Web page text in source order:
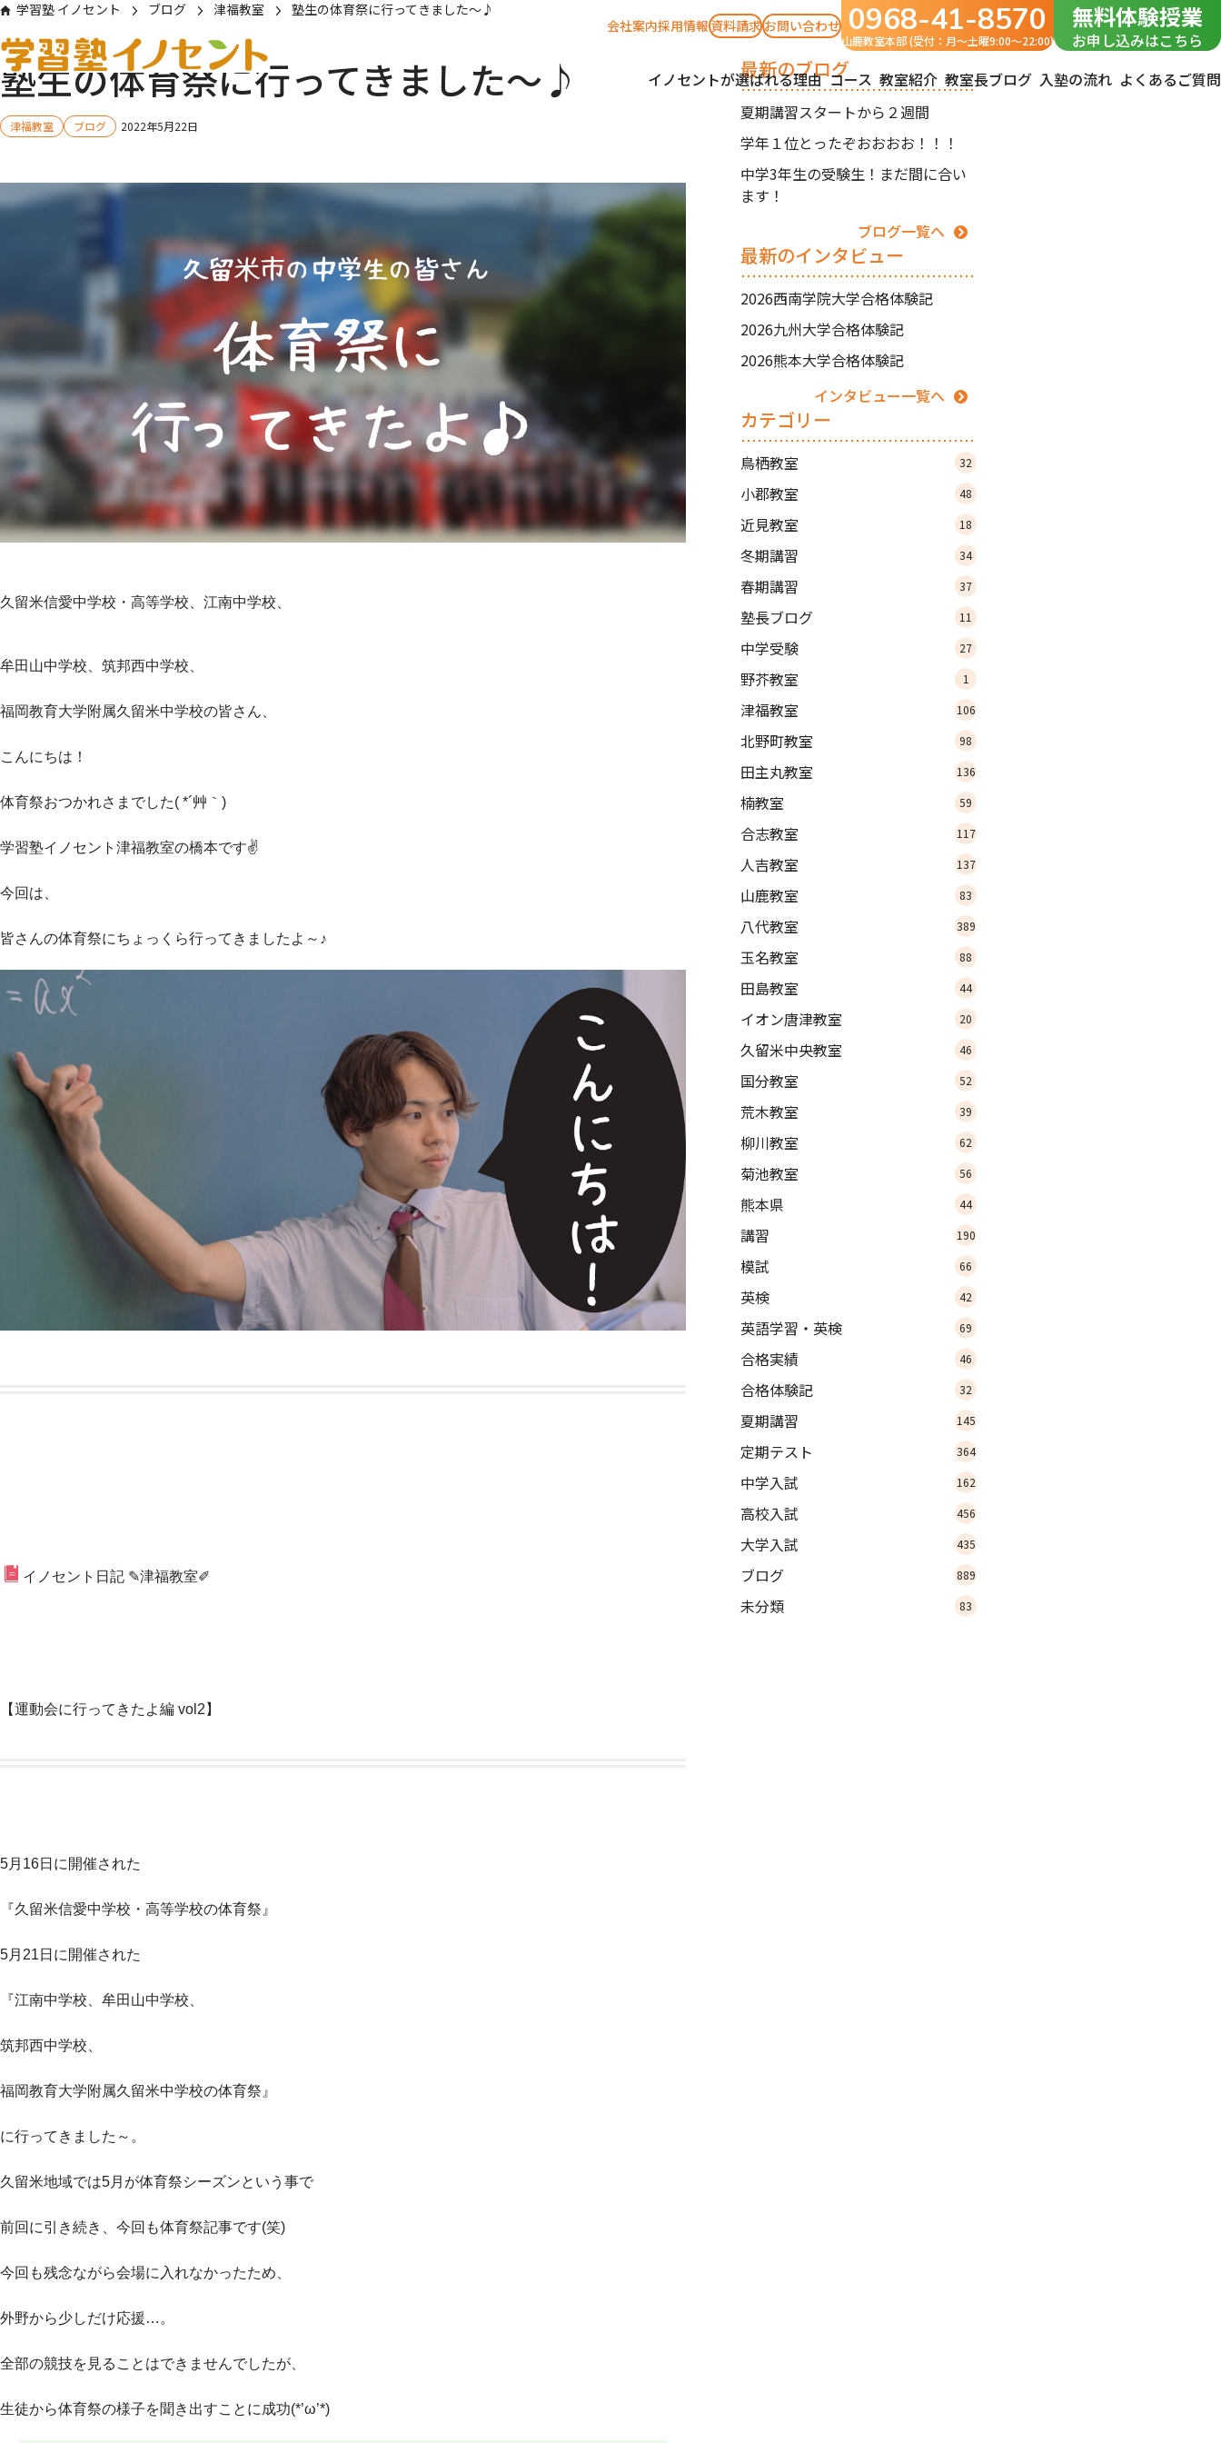
会社案内採用情報資料請求お問い合わせ 0968-41-8570
山鹿教室本部 (受付：月〜土曜9:00～22:00)
無料体験授業
お申し込みはこちら
イノセントが選ばれる理由 コース 教室紹介 教室長ブログ 入塾の流れ よくあるご質問
学習塾 イノセント ブログ 津福教室 塾生の体育祭に行ってきました～♪
塾生の体育祭に行ってきました～♪
津福教室 ブログ 2022年5月22日
久留米信愛中学校・高等学校、江南中学校、
牟田山中学校、筑邦西中学校、
福岡教育大学附属久留米中学校の皆さん、
こんにちは！
体育祭おつかれさまでした( *´艸｀)
学習塾イノセント津福教室の橋本です✌
今回は、
皆さんの体育祭にちょっくら行ってきましたよ～♪
イノセント日記 ✎津福教室✐
【運動会に行ってきたよ編 vol2】
5月16日に開催された
『久留米信愛中学校・高等学校の体育祭』
5月21日に開催された
『江南中学校、牟田山中学校、
筑邦西中学校、
福岡教育大学附属久留米中学校の体育祭』
に行ってきました～。
久留米地域では5月が体育祭シーズンという事で
前回に引き続き、今回も体育祭記事です(笑)
今回も残念ながら会場に入れなかったため、
外野から少しだけ応援…。
全部の競技を見ることはできませんでしたが、
生徒から体育祭の様子を聞き出すことに成功(*’ω’*)
最新のブログ
夏期講習スタートから２週間
学年１位とったぞおおおお！！！
中学3年生の受験生！まだ間に合い
ます！
ブログ一覧へ
最新のインタビュー
2026西南学院大学合格体験記
2026九州大学合格体験記
2026熊本大学合格体験記
インタビュー一覧へ
カテゴリー
鳥栖教室 32
小郡教室 48
近見教室 18
冬期講習 34
春期講習 37
塾長ブログ 11
中学受験 27
野芥教室 1
津福教室 106
北野町教室 98
田主丸教室 136
楠教室 59
合志教室 117
人吉教室 137
山鹿教室 83
八代教室 389
玉名教室 88
田島教室 44
イオン唐津教室 20
久留米中央教室 46
国分教室 52
荒木教室 39
柳川教室 62
菊池教室 56
熊本県 44
講習 190
模試 66
英検 42
英語学習・英検 69
合格実績 46
合格体験記 32
夏期講習 145
定期テスト 364
中学入試 162
高校入試 456
大学入試 435
ブログ 889
未分類 83